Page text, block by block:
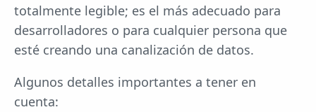
totalmente legible; es el más adecuado para
desarrolladores o para cualquier persona que
esté creando una canalización de datos.
Algunos detalles importantes a tener en
cuenta: